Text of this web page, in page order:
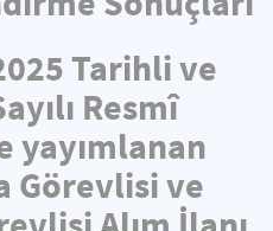
Tarihli ve
Resmî
yayımlanan
Görevlisi ve